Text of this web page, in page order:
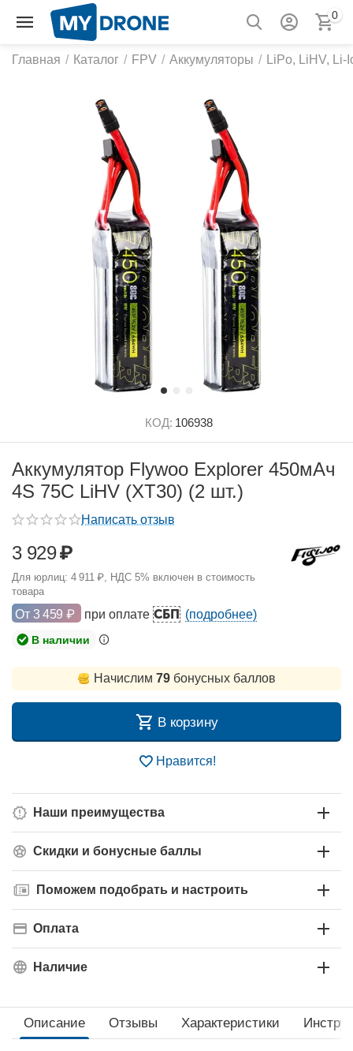
0
Главная / Каталог / FPV / Аккумуляторы / LiPo, LiHV, Li-
КОД: 106938
Аккумулятор Flywoo Explorer 450мАч
4S 75C LiHV (XT30) (2 шт.)
Написать отзыв
3 929₽
Для юрлиц: 4 911 ₽, НДС 5% включен в стоимость
товара
От 3 459 ₽ при оплате СБП (подробнее)
В наличии
Начислим 79бонусных баллов
В корзину
Нравится!
Наши преимущества
Скидки и бонусные баллы
Поможем подобрать и настроить
Оплата
Наличие
Описание Отзывы Характеристики